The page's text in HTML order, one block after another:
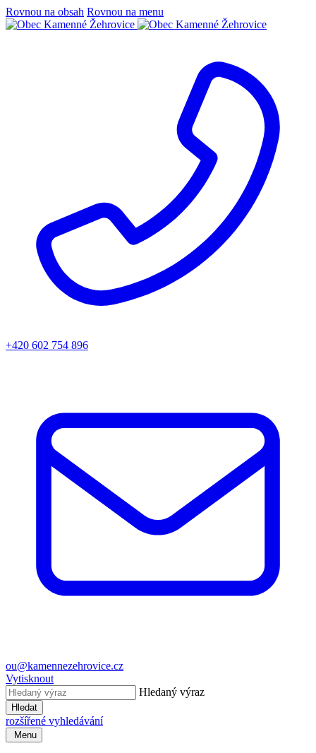
Rovnou na obsah Rovnou na menu
+420 602 754 896
ou@kamennezehrovice.cz
Vytisknout
Hledaný výraz
Hledat
rozšířené vyhledávání
Menu